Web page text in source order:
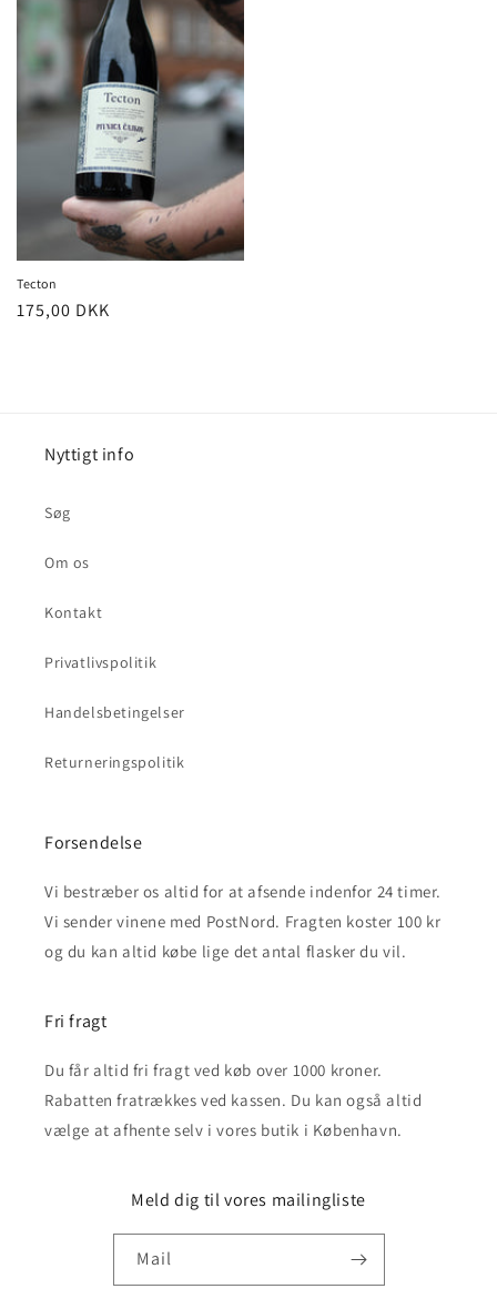
Tecton
Normalpris
175,00 DKK
Nyttigt info
Søg
Om os
Kontakt
Privatlivspolitik
Handelsbetingelser
Returneringspolitik
Forsendelse
Vi bestræber os altid for at afsende indenfor 24 timer.
Vi sender vinene med PostNord. Fragten koster 100 kr
og du kan altid købe lige det antal flasker du vil.
Fri fragt
Du får altid fri fragt ved køb over 1000 kroner.
Rabatten fratrækkes ved kassen. Du kan også altid
vælge at afhente selv i vores butik i København.
Meld dig til vores mailingliste
Mail